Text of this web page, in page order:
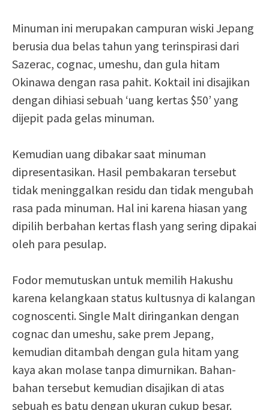
Minuman ini merupakan campuran wiski Jepang
berusia dua belas tahun yang terinspirasi dari
Sazerac, cognac, umeshu, dan gula hitam
Okinawa dengan rasa pahit. Koktail ini disajikan
dengan dihiasi sebuah ‘uang kertas $50’ yang
dijepit pada gelas minuman.
Kemudian uang dibakar saat minuman
dipresentasikan. Hasil pembakaran tersebut
tidak meninggalkan residu dan tidak mengubah
rasa pada minuman. Hal ini karena hiasan yang
dipilih berbahan kertas flash yang sering dipakai
oleh para pesulap.
Fodor memutuskan untuk memilih Hakushu
karena kelangkaan status kultusnya di kalangan
cognoscenti. Single Malt diringankan dengan
cognac dan umeshu, sake prem Jepang,
kemudian ditambah dengan gula hitam yang
kaya akan molase tanpa dimurnikan. Bahan-
bahan tersebut kemudian disajikan di atas
sebuah es batu dengan ukuran cukup besar.